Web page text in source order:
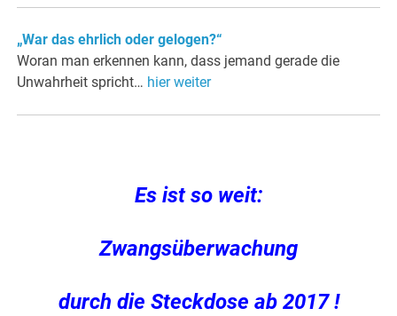
„War das ehrlich oder gelogen?“
Woran man erkennen kann, dass jemand gerade die
Unwahrheit spricht… hier weiter
Es ist so weit:
Zwangsüberwachung
durch die Steckdose ab 2017 !